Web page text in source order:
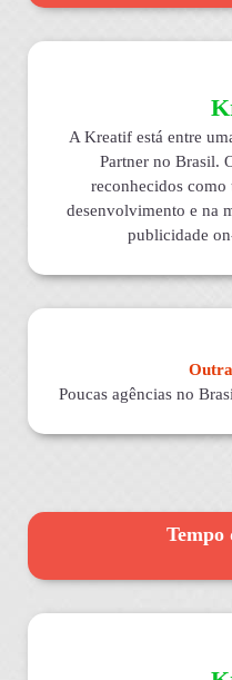
A Kreatif está entre
Partner no Brasil.
reconhecidos como
desenvolvimento e na
publicidade
Poucas agências no
Tempo